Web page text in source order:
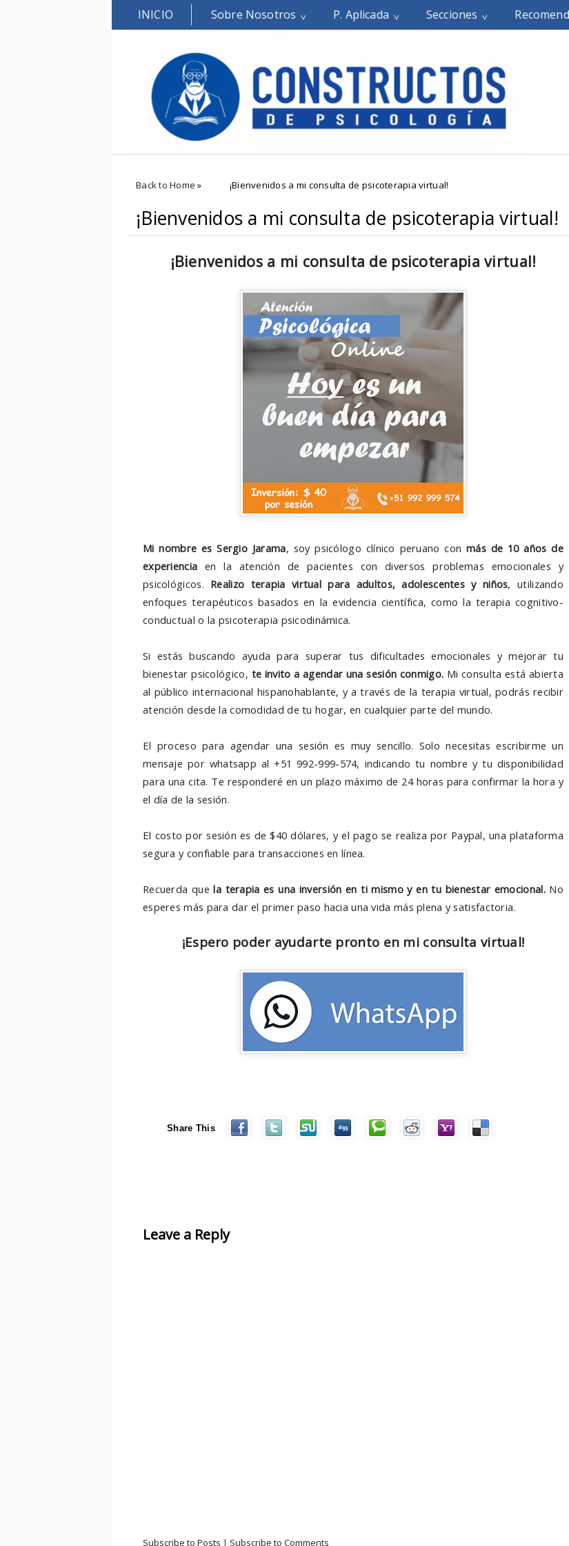
INICIO Sobre Nosotros P. Aplicada Secciones
Back to Home » ¡Bienvenidos a mi consulta de psicoterapia virtual!
¡Bienvenidos a mi consulta de psicoterapia virtual!
¡Bienvenidos a mi consulta de psicoterapia virtual!
Mi nombre es Sergio Jarama, soy psicólogo clínico peruano conmás de 10 años de
experiencia en la atención de pacientes con diversos problemas emocionales y
psicológicos. Realizo terapia virtual para adultos, adolescentes y niños, utilizando
enfoques terapéuticos basados en la evidencia científica, como la terapia cognitivo-
conductual o la psicoterapia psicodinámica.
Si estás buscando ayuda para superar tus dificultades emocionales y mejorar tu
bienestar psicológico, te invito a agendar una sesión conmigo. Mi consulta está abierta
al público internacional hispanohablante, y a través de la terapia virtual, podrás recibir
atención desde la comodidad de tu hogar, en cualquier parte del mundo.
El proceso para agendar una sesión es muy sencillo. Solo necesitas escribirme un
mensaje por whatsapp al +51 992-999-574, indicando tu nombre y tu disponibilidad
para una cita. Te responderé en un plazo máximo de 24 horas para confirmar la hora y
el día de la sesión.
El costo por sesión es de $40 dólares, y el pago se realiza por Paypal, una plataforma
segura y confiable para transacciones en línea.
Recuerda quela terapia es una inversión en ti mismo y en tu bienestar emocional. No
esperes más para dar el primer paso hacia una vida más plena y satisfactoria.
¡Espero poder ayudarte pronto en mi consulta virtual!
Share This
Leave a Reply
Subscribe to Posts | Subscribe to Comments